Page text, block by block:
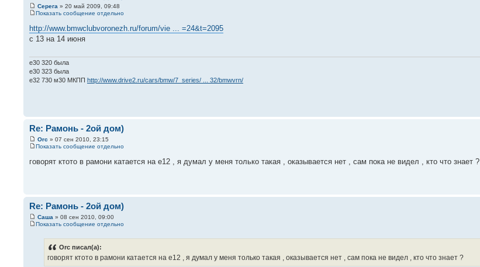
Серега » 20 май 2009, 09:48
Показать сообщение отдельно
http://www.bmwclubvoronezh.ru/forum/vie ... =24&t=2095
с 13 на 14 июня
e30 320 была
е30 323 была
е32 730 м30 МКПП http://www.drive2.ru/cars/bmw/7_series/ ... 32/bmwvrn/
Re: Рамонь - 2ой дом)
Orc » 07 сен 2010, 23:15
Показать сообщение отдельно
говорят ктото в рамони катается на е12 , я думал у меня только такая , оказывается нет , сам пока не видел , кто что знает ?
Re: Рамонь - 2ой дом)
Саша » 08 сен 2010, 09:00
Показать сообщение отдельно
Orc писал(а):
говорят ктото в рамони катается на е12 , я думал у меня только такая , оказывается нет , сам пока не видел , кто что знает ?